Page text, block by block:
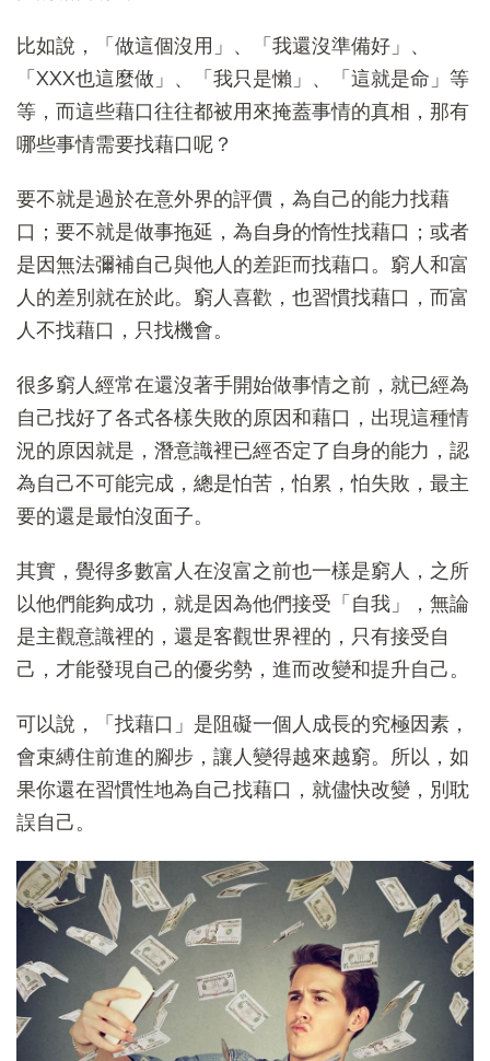
比如說，「做這個沒用」、「我還沒準備好」、
「XXX也這麼做」、「我只是懶」、「這就是命」等
等，而這些藉口往往都被用來掩蓋事情的真相，那有
哪些事情需要找藉口呢？
要不就是過於在意外界的評價，為自己的能力找藉
口；要不就是做事拖延，為自身的惰性找藉口；或者
是因無法彌補自己與他人的差距而找藉口。窮人和富
人的差別就在於此。窮人喜歡，也習慣找藉口，而富
人不找藉口，只找機會。
很多窮人經常在還沒著手開始做事情之前，就已經為
自己找好了各式各樣失敗的原因和藉口，出現這種情
況的原因就是，潛意識裡已經否定了自身的能力，認
為自己不可能完成，總是怕苦，怕累，怕失敗，最主
要的還是最怕沒面子。
其實，覺得多數富人在沒富之前也一樣是窮人，之所
以他們能夠成功，就是因為他們接受「自我」，無論
是主觀意識裡的，還是客觀世界裡的，只有接受自
己，才能發現自己的優劣勢，進而改變和提升自己。
可以說，「找藉口」是阻礙一個人成長的究極因素，
會束縛住前進的腳步，讓人變得越來越窮。所以，如
果你還在習慣性地為自己找藉口，就儘快改變，別耽
誤自己。